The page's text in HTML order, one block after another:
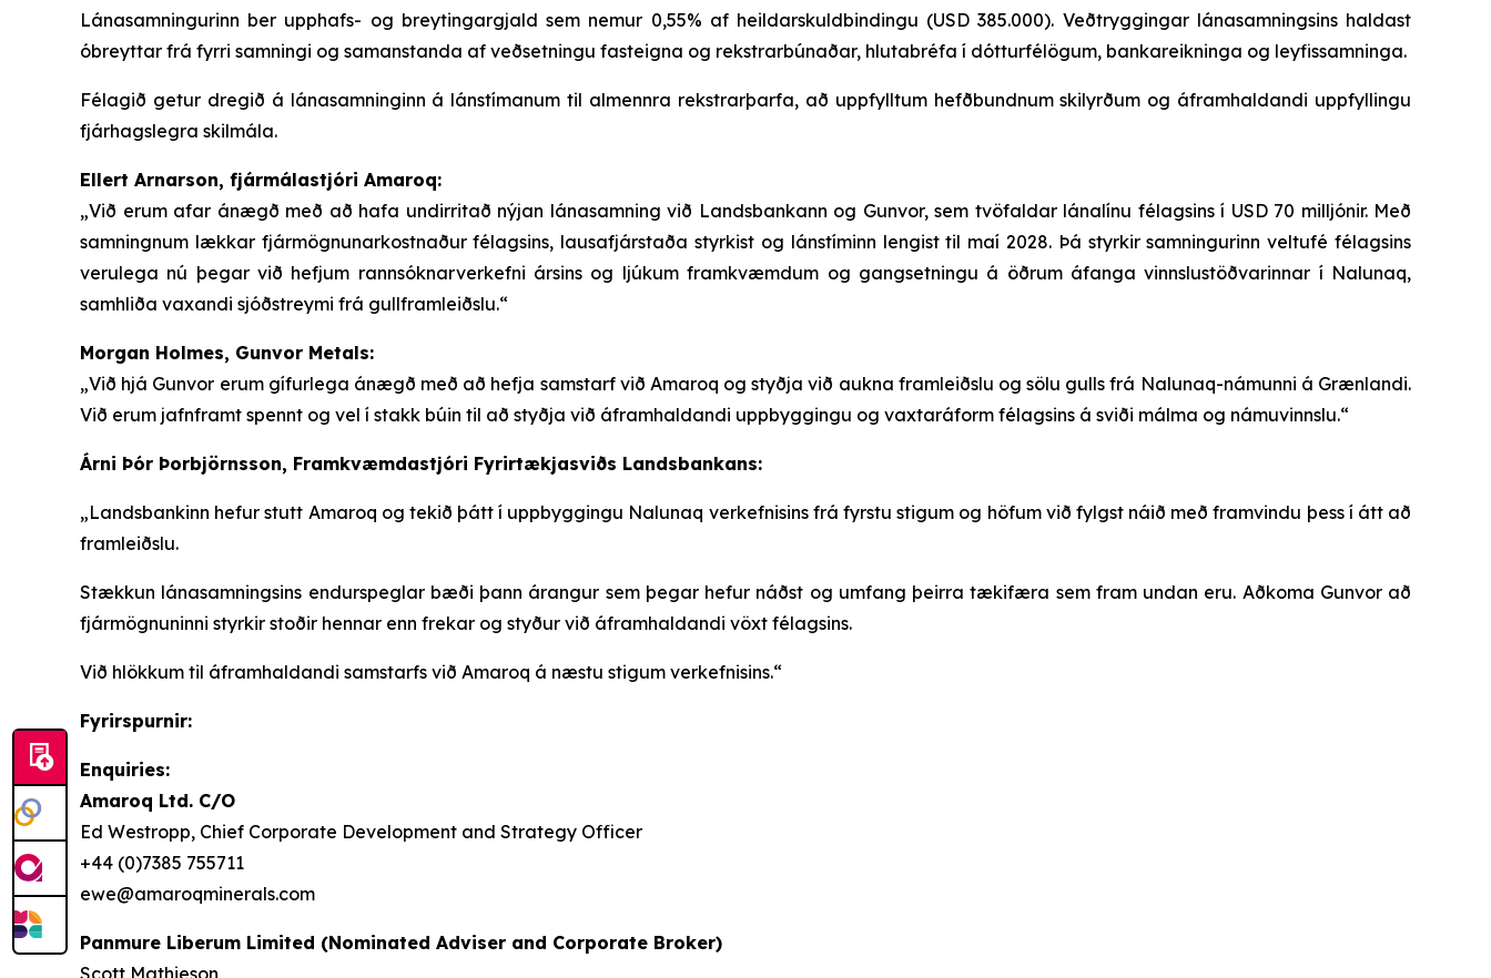
Lánasamningurinn ber upphafs- og breytingargjald sem nemur 0,55% af heildarskuldbindingu (USD 385.000). Veðtryggingar lánasamningsins haldast
óbreyttar frá fyrri samningi og samanstanda af veðsetningu fasteigna og rekstrarbúnaðar, hlutabréfa í dótturfélögum, bankareikninga og leyfissamninga.
Félagið getur dregið á lánasamninginn á lánstímanum til almennra rekstrarþarfa, að uppfylltum hefðbundnum skilyrðum og áframhaldandi uppfyllingu
fjárhagslegra skilmála.
Ellert Arnarson, fjármálastjóri Amaroq:
„Við erum afar ánægð með að hafa undirritað nýjan lánasamning við Landsbankann og Gunvor, sem tvöfaldar lánalínu félagsins í USD 70 milljónir. Með
samningnum lækkar fjármögnunarkostnaður félagsins, lausafjárstaða styrkist og lánstíminn lengist til maí 2028. Þá styrkir samningurinn veltufé félagsins
verulega nú þegar við hefjum rannsóknarverkefni ársins og ljúkum framkvæmdum og gangsetningu á öðrum áfanga vinnslustöðvarinnar í Nalunaq,
samhliða vaxandi sjóðstreymi frá gullframleiðslu.“
Morgan Holmes, Gunvor Metals:
„Við hjá Gunvor erum gífurlega ánægð með að hefja samstarf við Amaroq og styðja við aukna framleiðslu og sölu gulls frá Nalunaq-námunni á Grænlandi.
Við erum jafnframt spennt og vel í stakk búin til að styðja við áframhaldandi uppbyggingu og vaxtaráform félagsins á sviði málma og námuvinnslu.“
Árni Þór Þorbjörnsson, Framkvæmdastjóri Fyrirtækjasviðs Landsbankans:
„Landsbankinn hefur stutt Amaroq og tekið þátt í uppbyggingu Nalunaq verkefnisins frá fyrstu stigum og höfum við fylgst náið með framvindu þess í átt að
framleiðslu.
Stækkun lánasamningsins endurspeglar bæði þann árangur sem þegar hefur náðst og umfang þeirra tækifæra sem fram undan eru. Aðkoma Gunvor að
fjármögnuninni styrkir stoðir hennar enn frekar og styður við áframhaldandi vöxt félagsins.
Við hlökkum til áframhaldandi samstarfs við Amaroq á næstu stigum verkefnisins.“
Fyrirspurnir:
Enquiries:
Amaroq Ltd. C/O
Ed Westropp, Chief Corporate Development and Strategy Officer
+44 (0)7385 755711
ewe@amaroqminerals.com
Panmure Liberum Limited (Nominated Adviser and Corporate Broker)
Scott Mathieson